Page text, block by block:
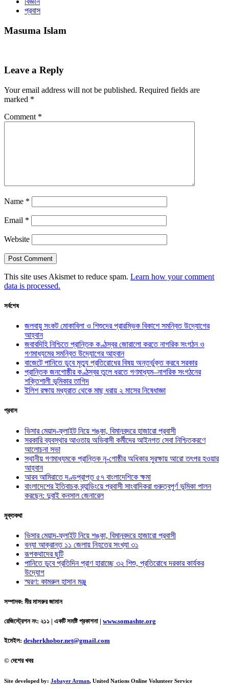
প্রবাস
Masuma Islam
Leave a Reply
Your email address will not be published. Required fields are
marked *
Comment *
Name *
Email *
Website
This site uses Akismet to reduce spam. Learn how your comment
data is processed.
সর্বশেষ
জলবায়ু সংকট মোকাবিলা ও শিশুদের প্রারম্ভিক বিকাশে সমন্বিত উদ্যোগের
আহ্বান
জবাবদিহি নিশ্চিতে প্রান্তিক কণ্ঠস্বর জোরালো করতে নাগরিক সংগঠন ও
গণমাধ্যমের সমন্বিত উদ্যোগের আহ্বান
বাজেটে পানিতে ডুবে মৃত্যু প্রতিরোধের বিষয় অন্তর্ভুক্ত করবে সরকার
প্রান্তিক জনগোষ্ঠীর কণ্ঠস্বর তুলে ধরতে গণমাধ্যম–নাগরিক সংগঠনের
শক্তিশালী ভূমিকার তাগিদ
ইলিশ রক্ষায় মধ্যরাত থেকে মাছ ধরায় ২ মাসের নিষেধাজ্ঞা
প্রবাস
ভিসার মেয়াদ-ফ্লাইট নিয়ে শঙ্কা, বিমানবন্দরে হাজারো প্রবাসী
সরকারি ব্যবস্থার আওতায় অভিবাসী কর্মীদের আইনগত সেবা নিশ্চিতকরণে
আলোচনা সভা
স্থানীয় গণমাধ্যমকে প্রান্তিক নৃ-গোষ্ঠীর অধিকার সুরক্ষায় আরো তৎপর হওয়ার
আহ্বান
আরব আমিরাতে দণ্ডপ্রাপ্ত ৫৭ বাংলাদেশিকে ক্ষমা
বাংলাদেশের ইতিবাচক ব্র্যান্ডিংয়ে প্রবাসী সাংবাদিকরা গুরুত্বপূর্ণ ভূমিকা পালন
করছেন: দুবাই কনসাল জেনারেল
মুক্তকথা
ভিসার মেয়াদ-ফ্লাইট নিয়ে শঙ্কা, বিমানবন্দরে হাজারো প্রবাসী
বন্যা আক্রান্ত ১১ জেলায় নিহতের সংখ্যা ৩১
রূপকথাদের ছুটি
পানিতে ডুবে প্রতিদিন প্রাণ হারাচ্ছে ৩২ শিশু, প্রতিরোধে দরকার কার্যকর
উদ্যোগ
স্মরণ: কামরুল হাসান মঞ্জু
সম্পাদক: মীর মাসরুর জামান
রেজিস্ট্রেশন নং: ২১১ | একটি সমষ্টি প্রকাশনা | www.somashte.org
ইমেইল: desherkhobor.net@gmail.com
© দেশের খবর
Site developed by: Jobayer Arman, United Nations Online Volunteer Service